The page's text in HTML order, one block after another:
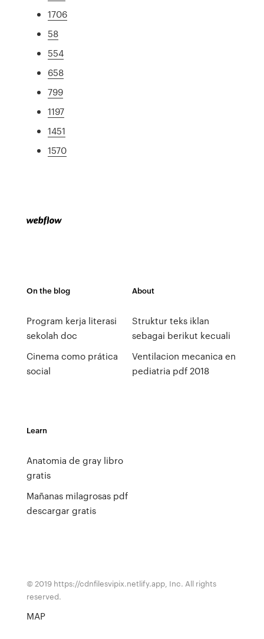
1706
58
554
658
799
1197
1451
1570
On the blog
Program kerja literasi
sekolah doc
Cinema como prática
social
About
Struktur teks iklan
sebagai berikut kecuali
Ventilacion mecanica en
pediatria pdf 2018
Learn
Anatomia de gray libro
gratis
Mañanas milagrosas pdf
descargar gratis
© 2019 https://cdnfilesvipix.netlify.app, Inc. All rights
reserved.
MAP